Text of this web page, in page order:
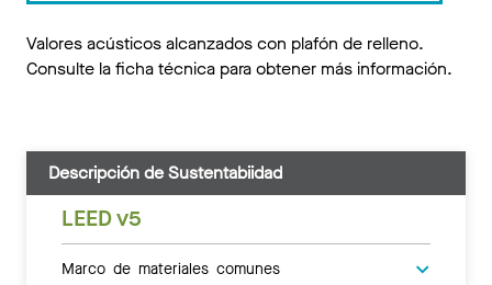
Valores acústicos alcanzados con plafón de relleno.
Consulte la ficha técnica para obtener más información.
Descripción de Sustentabiidad
LEED v5
Marco de materiales comunes